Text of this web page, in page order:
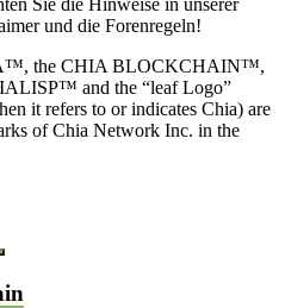
Sie die Hinweise in unserer
und die Forenregeln!
the CHIA BLOCKCHAIN™,
and the “leaf Logo”
it refers to or indicates Chia) are
of Chia Network Inc. in the